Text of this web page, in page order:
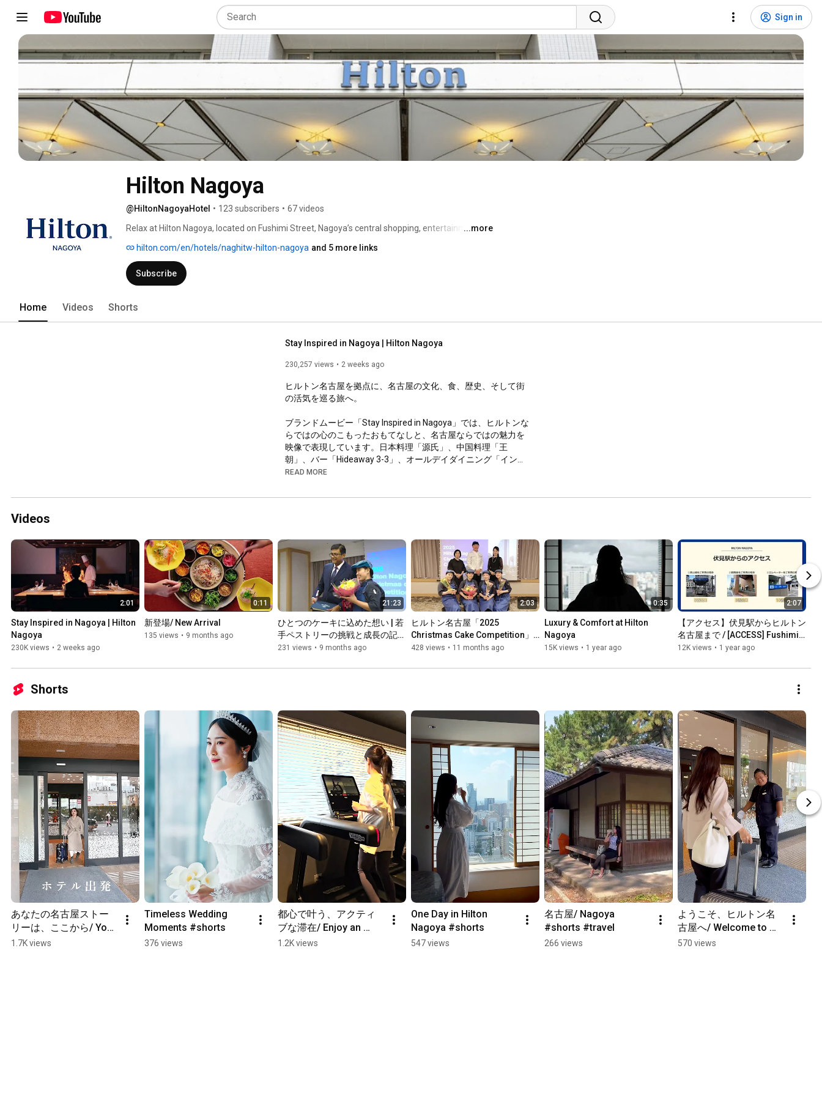
Sign in
Hilton Nagoya
@HiltonNagoyaHotel • 123 subscribers • 67 videos
Relax at Hilton Nagoya, located on Fushimi Street, Nagoya’s central shopping, entertainment
Station and discover local Nagoya attractions. Complimentary bicycle rental lets you explore the
city on two wheels.
...more
hilton.com/en/hotels/naghitw-hilton-nagoya and 5 more links
Subscribe
Home Videos Shorts
Stay Inspired in Nagoya | Hilton Nagoya
230,257 views 2 weeks ago
ヒルトン名古屋を拠点に、名古屋の文化、食、歴史、そして街
の活気を巡る旅へ。
ブランドムービー「Stay Inspired in Nagoya」では、ヒルトンな
らではの心のこもったおもてなしと、名古屋ならではの魅力を
映像で表現しています。日本料理「源氏」、中国料理「王
朝」、バー「Hideaway 3-3」、オールデイダイニング「インプ
レイス3-3」、カフェ 3-3 アーティサンスイーツ＆ベーカリーを
など、名古屋を代表するスポットも登場します。
新たな名古屋の魅力をご紹介します。
Discover Nagoya’s culture, cuisine, history, and vibrant city
energy through a stay at Hilton Nagoya.
“Stay Inspired in Nagoya” showcases Hilton’s signature
hospitality and the authentic local experiences that make
Nagoya a truly inspiring destination. From exceptional dining
experiences at Genji, Dynasty, Hideaway 3-3, In Place 3-3, and
Cafe 3-3 Artisan Sweets & Bakery to iconic city landmarks
including Oasis 21, Nagoya Castle, and Tokugawa Garden, the
Created under Hilton Hotels & Resorts’ new brand statement,
“The World's Iconic Host,” this brand film celebrates the
connections between people, place, and memorable travel
experiences.
Subscribe to Hilton Nagoya's channel:
https://www.youtube.com/channel/UCZCL...
Official website: https://www.hilton.com/en/hotels/nagh...
Find us on:
Instagram:
https://www.instagram.com/hiltonnagoya/
Facebook:
https://www.facebook.com/hiltonnagoya
X: https://twitter.com/hiltonnagoyacon
#hiltonnagoya#StayInspiredInNagoya #nagoya
READ MORE
Videos
2:01
Stay Inspired in Nagoya | Hilton
Nagoya
230K views • 2 weeks ago
0:11
新登場/ New Arrival
135 views • 9 months ago
21:23
ひとつのケーキに込めた想い | 若
手ペストリーの挑戦と成長の記
録/ One Cake, Countless Dreams
of Growth
231 views • 9 months ago
2:03
ヒルトン名古屋「2025
Christmas Cake Competition」
初開催
428 views • 11 months ago
0:35
Luxury & Comfort at Hilton
Nagoya
15K views • 1 year ago
2:07
【アクセス】伏見駅からヒルトン
名古屋まで / [ACCESS] Fushimi
station to Hilton Nagoya
12K views • 1 year ago
Shorts
あなたの名古屋ストー
リーは、ここから/ Your
Nagoya Story Begins
1.7K views
Timeless Wedding
Moments #shorts
376 views
都心で叶う、アクティ
ブな滞在/ Enjoy an
Active Stay in the Heart
1.2K views
One Day in Hilton
Nagoya #shorts
547 views
名古屋/ Nagoya
#shorts #travel
266 views
ようこそ、ヒルトン名
古屋へ/ Welcome to
Hilton Nagoya #shorts
570 views